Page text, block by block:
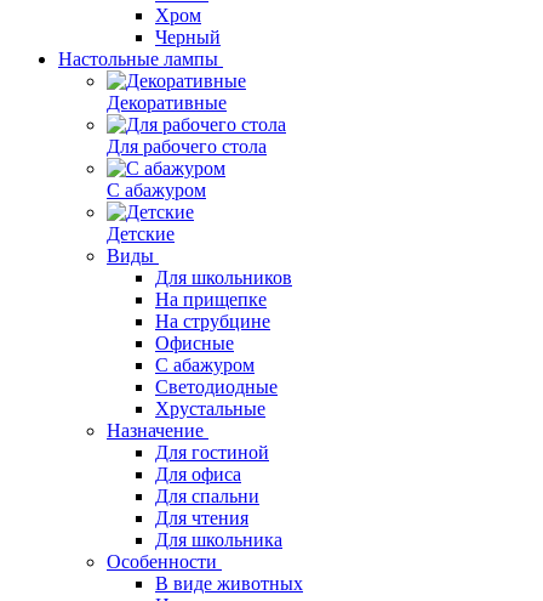
Хром
Черный
Настольные лампы
Декоративные
Для рабочего стола
С абажуром
Детские
Виды
Для школьников
На прищепке
На струбцине
Офисные
С абажуром
Светодиодные
Хрустальные
Назначение
Для гостиной
Для офиса
Для спальни
Для чтения
Для школьника
Особенности
В виде животных